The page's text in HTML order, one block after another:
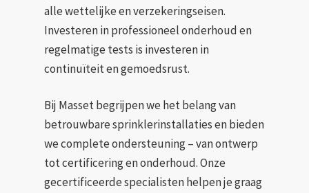
alle wettelijke en verzekeringseisen.
Investeren in professioneel onderhoud en
regelmatige tests is investeren in
continuïteit en gemoedsrust.
Bij Masset begrijpen we het belang van
betrouwbare sprinklerinstallaties en bieden
we complete ondersteuning – van ontwerp
tot certificering en onderhoud. Onze
gecertificeerde specialisten helpen je graag